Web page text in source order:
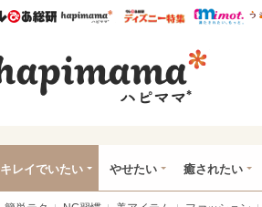
ウレぴあ総研ハピママ* ウレぴあ
キレイでいたい やせたい 癒されたい